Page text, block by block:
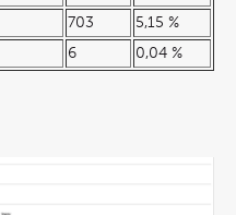
703
5,15 %
6 0,04 %